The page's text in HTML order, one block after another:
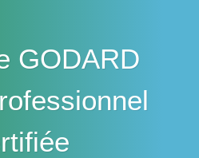
GODARD